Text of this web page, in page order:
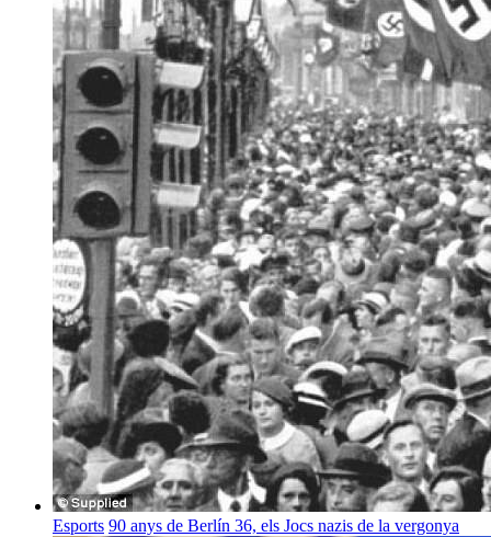
Esports 90 anys de Berlín 36, els Jocs nazis de la vergonya